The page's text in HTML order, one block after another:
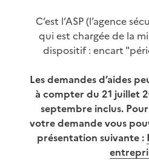
C’est l’ASP (l’agence
qui est chargée de la
dispositif : encart
Les demandes d’aides
à compter du 21 juillet
septembre inclus.
votre demande vous
présentation suivante :